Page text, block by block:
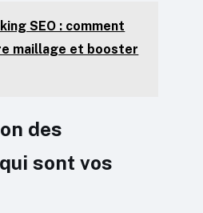
SEO : comment
maillage et booster
des
sont vos